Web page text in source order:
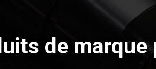
de marque